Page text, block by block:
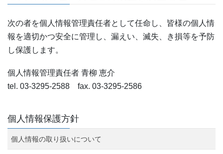
次の者を個人情報管理責任者として任命し、皆様の個人情
報を適切かつ安全に管理し、漏えい、滅失、き損等を予防
し保護します。
個人情報管理責任者 青柳 恵介
tel. 03-3295-2588 fax. 03-3295-2586
個人情報保護方針
個人情報の取り扱いについて